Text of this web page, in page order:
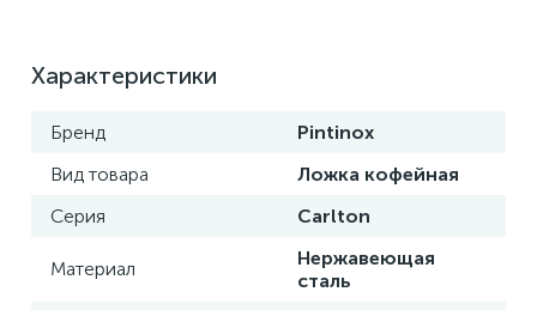
Характеристики
Бренд
Pintinox
Вид товара
Ложка кофейная
Серия
Carlton
Материал
Нержавеющая
сталь